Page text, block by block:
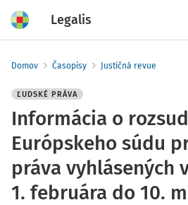
Legalis
Domov Časopisy Justičná revue
ĽUDSKÉ PRÁVA
Informácia o
Európskeho súdu
práva vyhlásených
1. februára do 10.